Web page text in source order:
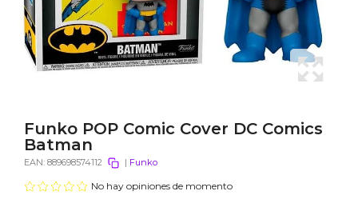
Funko POP Comic Cover DC Comics
Batman
EAN: 889698574112 | Funko
No hay opiniones de momento